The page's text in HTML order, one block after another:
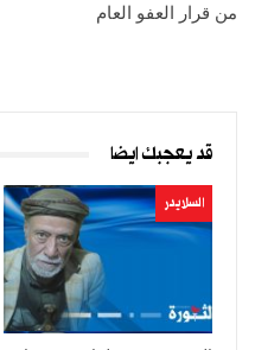
من قرار العفو العام
قد يعجبك ايضا
السلايدر